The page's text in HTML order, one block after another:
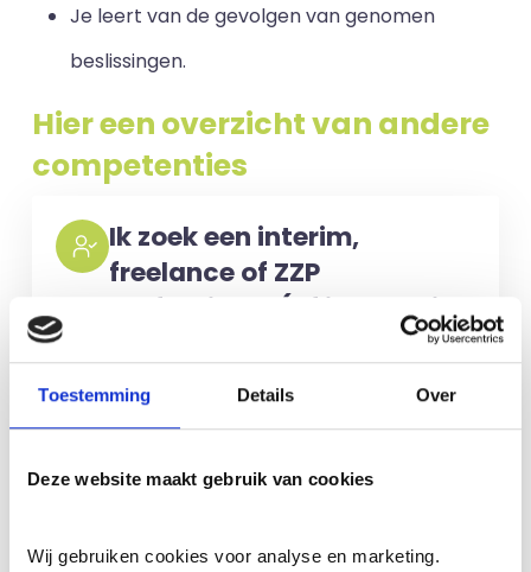
Toestemming Details Over
Deze website maakt gebruik van cookies
Wij gebruiken cookies voor analyse en marketing.
Je leert van de gevolgen van genomen
beslissingen.
Hier een overzicht van andere
competenties
Ik zoek een interim,
freelance of ZZP
professional (of iemand in
Voor het selecteren van de juiste
kandidaten berekenen wij geen kosten.